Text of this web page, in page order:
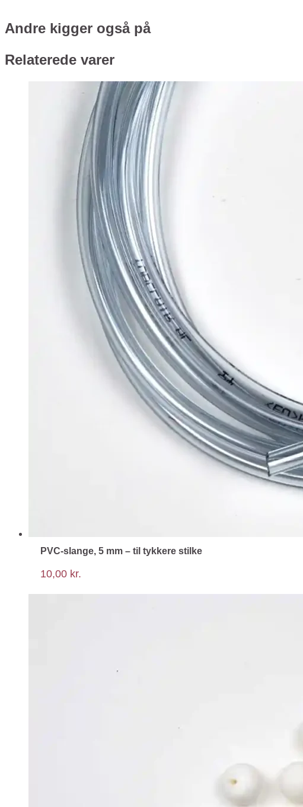
Andre kigger også på
Relaterede varer
PVC-slange, 5 mm – til tykkere stilke
10,00 kr.